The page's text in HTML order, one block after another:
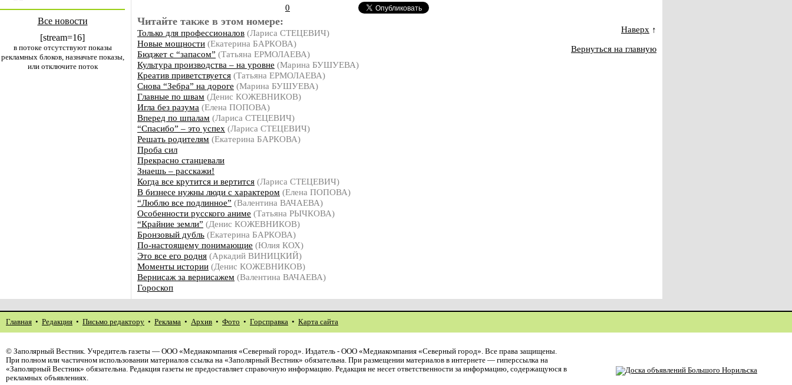
Все новости
[stream=16]
в потоке отсутствуют показы
рекламных блоков, назначьте показы,
или отключите поток
0
Читайте также в этом номере:
Только для профессионалов (Лариса СТЕЦЕВИЧ)
Новые мощности (Екатерина БАРКОВА)
Бюджет с “запасом” (Татьяна ЕРМОЛАЕВА)
Культура производства – на уровне (Марина БУШУЕВА)
Креатив приветствуется (Татьяна ЕРМОЛАЕВА)
Cнова “Зебра” на дороге (Марина БУШУЕВА)
Главные по швам (Денис КОЖЕВНИКОВ)
Игла без разума (Елена ПОПОВА)
Вперед по шпалам (Лариса СТЕЦЕВИЧ)
“Спасибо” – это успех (Лариса СТЕЦЕВИЧ)
Решать родителям (Екатерина БАРКОВА)
Проба сил
Прекрасно станцевали
Знаешь – расскажи!
Когда все крутится и вертится (Лариса СТЕЦЕВИЧ)
В бизнесе нужны люди с характером (Елена ПОПОВА)
“Люблю все подлинное” (Валентина ВАЧАЕВА)
Особенности русского аниме (Татьяна РЫЧКОВА)
“Крайние земли” (Денис КОЖЕВНИКОВ)
Бронзовый дубль (Екатерина БАРКОВА)
По-настоящему понимающие (Юлия КОХ)
Это все его родня (Аркадий ВИНИЦКИЙ)
Моменты истории (Денис КОЖЕВНИКОВ)
Вернисаж за вернисажем (Валентина ВАЧАЕВА)
Гороскоп
Наверх ↑
Вернуться на главную
Главная • Редакция • Письмо редактору • Реклама • Архив • Фото • Горсправка • Карта сайта
© Заполярный Вестник. Учредитель газеты — ООО «Медиакомпания «Северный город». Издатель - ООО «Медиакомпания «Северный город». Все права защищены.
При полном или частичном использовании материалов ссылка на «Заполярный Вестник» обязательна. При размещении материалов в интернете — гиперссылка на
«Заполярный Вестник» обязательна. Редакция газеты не предоставляет справочную информацию. Редакция не несет ответственности за информацию, содержащуюся в
рекламных объявлениях.